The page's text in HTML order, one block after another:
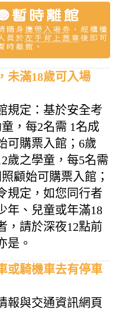
未滿18歲可入場
規定：基於安全考
，每2名需 1名成
可購票入館；6歲
歲之學童，每5名需
顧始可購票入館；
規定，如您同行者
年、兒童或年滿18
，請於深夜12點前
是。
或騎機車去有停車
報與交通資訊網頁